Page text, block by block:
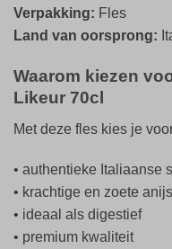
Verpakking: Fles
Land van oorsprong:
Waarom kiezen
Likeur 70cl
Met deze fles kies je
• authentieke Italiaanse
• krachtige en zoete
• ideaal als digestief
• premium kwaliteit